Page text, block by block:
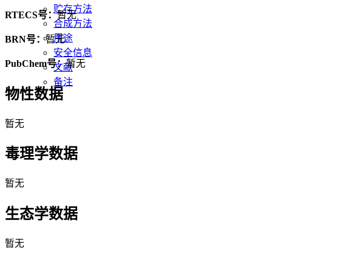
贮存方法
合成方法
用途
安全信息
文献
备注
RTECS号：暂无
BRN号：暂无
PubChem号：暂无
物性数据
暂无
毒理学数据
暂无
生态学数据
暂无